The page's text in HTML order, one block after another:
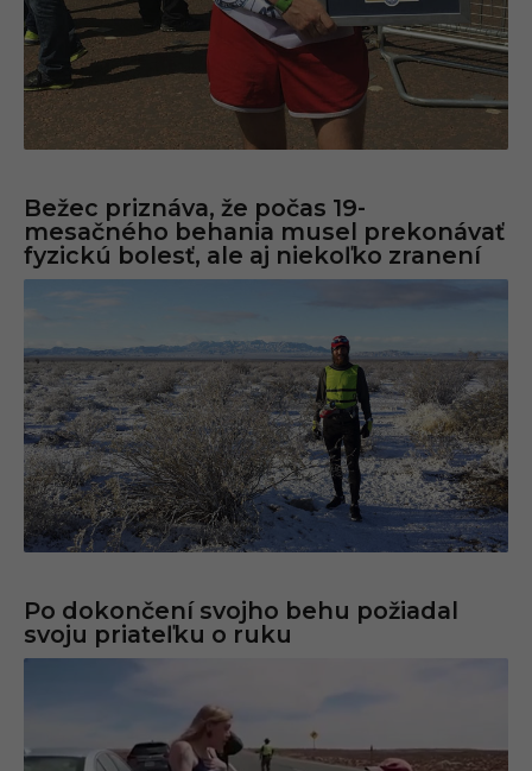
Bežec priznáva, že počas 19-
mesačného behania musel prekonávať
fyzickú bolesť, ale aj niekoľko zranení
Po dokončení svojho behu požiadal
svoju priateľku o ruku